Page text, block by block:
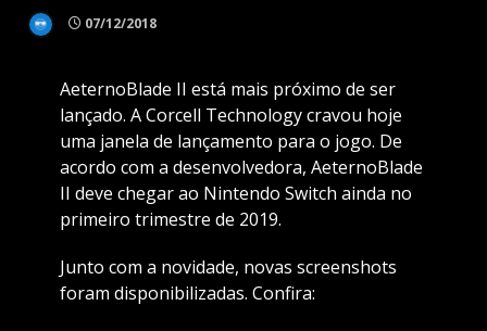
07/12/2018
AeternoBlade II está mais próximo de ser
lançado. A Corcell Technology cravou hoje
uma janela de lançamento para o jogo. De
acordo com a desenvolvedora, AeternoBlade
II deve chegar ao Nintendo Switch ainda no
primeiro trimestre de 2019.
Junto com a novidade, novas screenshots
foram disponibilizadas. Confira: